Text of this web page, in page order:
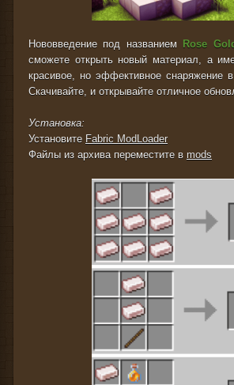
Нововведение под названием Rose
сможете открыть новый материал, а
красивое, но эффективное снаряжение
Скачивайте, и открывайте отличное
Установка:
Установите Fabric ModLoader
Файлы из архива переместите в mods